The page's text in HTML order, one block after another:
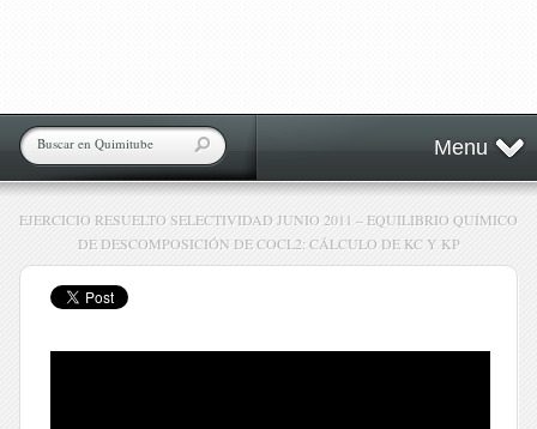
Menu
EJERCICIO RESUELTO SELECTIVIDAD JUNIO 2011 – EQUILIBRIO QUÍMICO
DE DESCOMPOSICIÓN DE COCL2: CÁLCULO DE KC Y KP